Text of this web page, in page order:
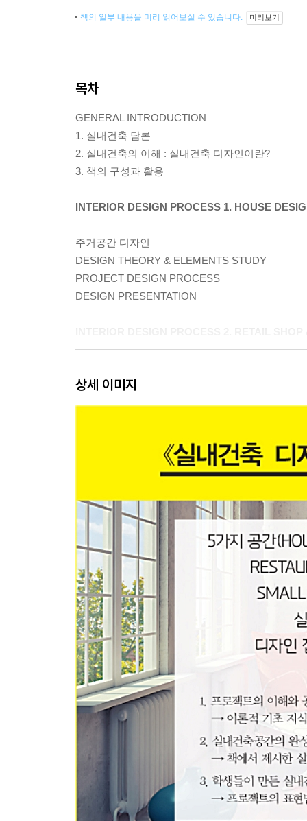
책의 일부 내용을 미리 읽어보실 수 있습니다. 미리보기
목차
GENERAL INTRODUCTION
1. 실내건축 담론
2. 실내건축의 이해 : 실내건축 디자인이란?
3. 책의 구성과 활용
INTERIOR DESIGN PROCESS 1. HOUSE
주거공간 디자인
DESIGN THEORY & ELEMENTS STUDY
PROJECT DESIGN PROCESS
DESIGN PRESENTATION
DESIGN THEORY & ELEMENTS STUDY
PROJECT WORK PROCESS
INTERIOR DESIGN PROCESS 3.
DESIGN THEORY & ELEMENTS STUDY
PROJECT DESIGN PROCESS
DESIGN PRESENTATION
INTERIOR DESIGN PROCESS 4. EXHIBITION
PROGRAM & REQUIREMENT
DESIGN THEORY & ELEMENTS STUDY
PROJECT DESIGN PROCESS
DESIGN PRESENTATION
INTERIOR DESIGN PROCESS 5. SMALL
PROGRAM & REQUIREMENT
DESIGN THEORY & ELEMENTS STUDY
PROJECT WORK PROCESS
DESIGN PRESENTATION
상세 이미지